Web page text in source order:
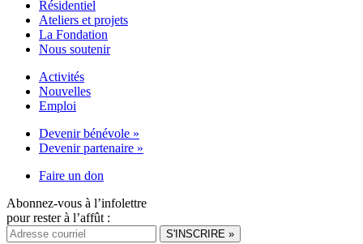
Résidentiel
Ateliers et projets
La Fondation
Nous soutenir
Activités
Nouvelles
Emploi
Devenir bénévole »
Devenir partenaire »
Faire un don
Abonnez-vous à l’infolettre
pour rester à l’affût :